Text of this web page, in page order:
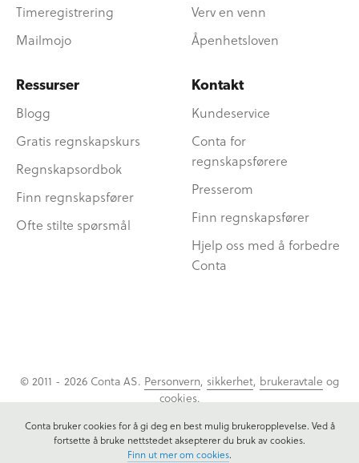
Timeregistrering
Mailmojo
Verv en venn
Åpenhetsloven
Ressurser
Blogg
Gratis regnskapskurs
Regnskapsordbok
Finn regnskapsfører
Ofte stilte spørsmål
Kontakt
Kundeservice
Conta for
regnskapsførere
Presserom
Finn regnskapsfører
Hjelp oss med å forbedre
Conta
© 2011 - 2026 Conta AS. Personvern, sikkerhet, brukeravtale og
cookies.
Conta bruker cookies for å gi deg en best mulig brukeropplevelse. Ved å
fortsette å bruke nettstedet aksepterer du bruk av cookies.
Finn ut mer om cookies.